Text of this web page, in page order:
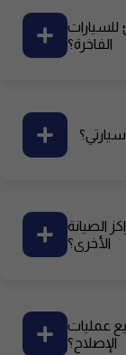
الفاخرة؟
الأخرى؟
عمليات
الإصلاح؟